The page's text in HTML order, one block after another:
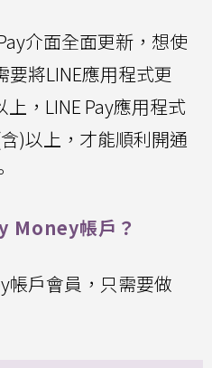
介面全面更新，想使
要將LINE應用程式更
，LINE Pay應用程式
)以上，才能順利開通
Money帳戶？
帳戶會員，只需要做